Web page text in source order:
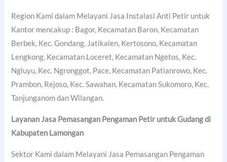
Region Kami dalam Melayani Jasa Instalasi Anti Petir untuk
Kantor mencakup : Bagor, Kecamatan Baron, Kecamatan
Berbek, Kec. Gondang, Jatikalen, Kertosono, Kecamatan
Lengkong, Kecamatan Loceret, Kecamatan Ngetos, Kec.
Ngluyu, Kec. Ngronggot, Pace, Kecamatan Patianrowo, Kec.
Prambon, Rejoso, Kec. Sawahan, Kecamatan Sukomoro, Kec.
Tanjunganom dan Wilangan.
Layanan Jasa Pemasangan Pengaman Petir untuk Gudang di
Kabupaten Lamongan
Sektor Kami dalam Melayani Jasa Pemasangan Pengaman